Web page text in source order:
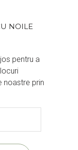
NOILE
pentru a
noastre prin